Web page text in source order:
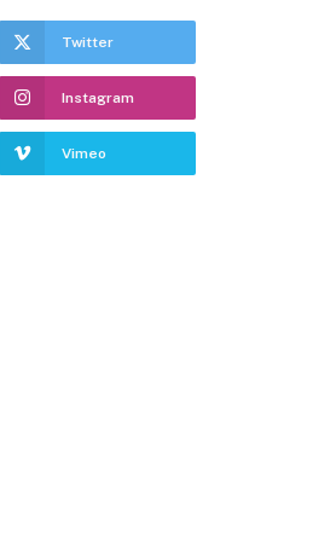
Twitter
Instagram
Vimeo